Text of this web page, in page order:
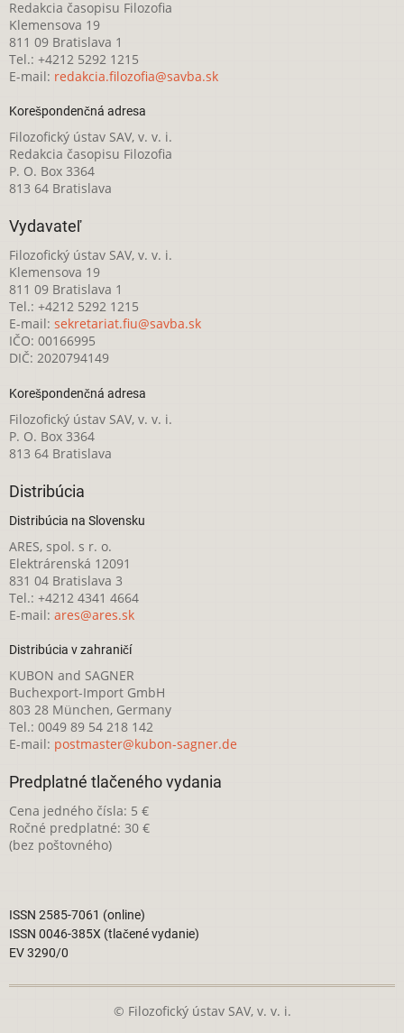
Redakcia časopisu Filozofia
Klemensova 19
811 09 Bratislava 1
Tel.: +4212 5292 1215
E-mail: redakcia.filozofia@savba.sk
Korešpondenčná adresa
Filozofický ústav SAV, v. v. i.
Redakcia časopisu Filozofia
P. O. Box 3364
813 64 Bratislava
Vydavateľ
Filozofický ústav SAV, v. v. i.
Klemensova 19
811 09 Bratislava 1
Tel.: +4212 5292 1215
E-mail: sekretariat.fiu@savba.sk
IČO: 00166995
DIČ: 2020794149
Korešpondenčná adresa
Filozofický ústav SAV, v. v. i.
P. O. Box 3364
813 64 Bratislava
Distribúcia
Distribúcia na Slovensku
ARES, spol. s r. o.
Elektrárenská 12091
831 04 Bratislava 3
Tel.: +4212 4341 4664
E-mail: ares@ares.sk
Distribúcia v zahraničí
KUBON and SAGNER
Buchexport-Import GmbH
803 28 München, Germany
Tel.: 0049 89 54 218 142
E-mail: postmaster@kubon-sagner.de
Predplatné tlačeného vydania
Cena jedného čísla: 5 €
Ročné predplatné: 30 €
(bez poštovného)
ISSN 2585-7061 (online)
ISSN 0046-385X (tlačené vydanie)
EV 3290/0
© Filozofický ústav SAV, v. v. i.